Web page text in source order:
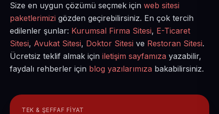
Size en uygun çözümü seçmek için web sitesi
paketlerimizi gözden geçirebilirsiniz. En çok tercih
edilenler şunlar: Kurumsal Firma Sitesi, E-Ticaret
Sitesi, Avukat Sitesi, Doktor Sitesi ve Restoran Sitesi.
Ücretsiz teklif almak için iletişim sayfamıza yazabilir,
faydalı rehberler için blog yazılarımıza bakabilirsiniz.
TEK & ŞEFFAF FIYAT